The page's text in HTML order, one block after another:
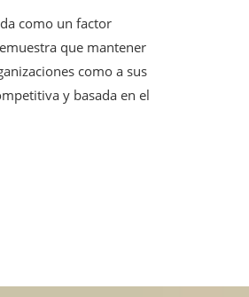
como un factor
que mantener
como a sus
y basada en el